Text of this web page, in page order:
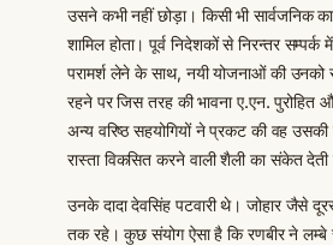
उसने कभी नहीं छोड़ा। किसी भी सार्वजनिक
शामिल होता। पूर्व निदेशकों से निरन्तर
परामर्श लेने के साथ, नयी योजनाओं की
रहने पर जिस तरह की भावना ए.एन. पुरोहित
अन्य वरिष्ठ सहयोगियों ने प्रकट की वह उसकी
रास्ता विकसित करने वाली शैली का संकेत
उनके दादा देवसिंह पटवारी थे। जोहार जैसे
तक रहे। कुछ संयोग ऐसा है कि रणबीर ने